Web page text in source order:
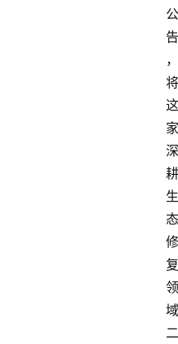
公
告
，
将
这
家
深
耕
生
态
修
复
领
域
二